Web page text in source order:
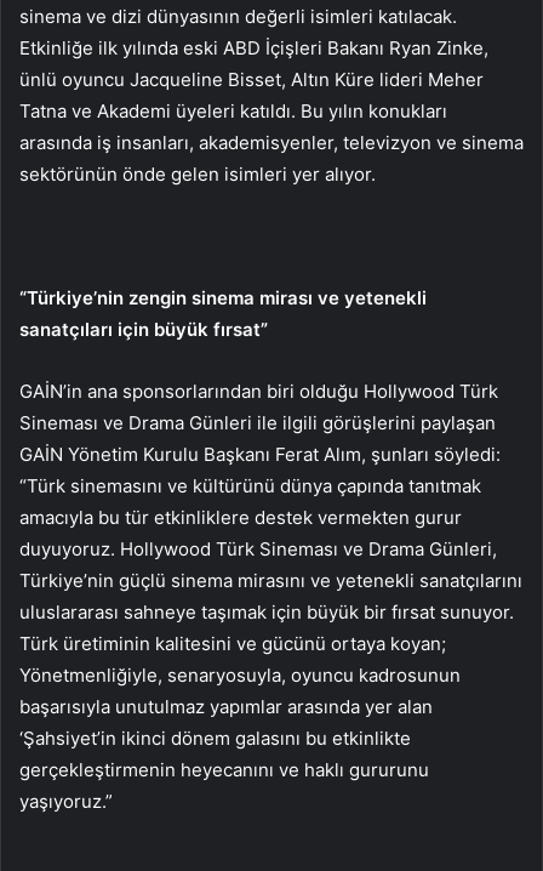
sinema ve dizi dünyasının değerli isimleri katılacak.
Etkinliğe ilk yılında eski ABD İçişleri Bakanı Ryan Zinke,
ünlü oyuncu Jacqueline Bisset, Altın Küre lideri Meher
Tatna ve Akademi üyeleri katıldı. Bu yılın konukları
arasında iş insanları, akademisyenler, televizyon ve sinema
sektörünün önde gelen isimleri yer alıyor.
“Türkiye’nin zengin sinema mirası ve yetenekli
sanatçıları için büyük fırsat”
GAİN’in ana sponsorlarından biri olduğu Hollywood Türk
Sineması ve Drama Günleri ile ilgili görüşlerini paylaşan
GAİN Yönetim Kurulu Başkanı Ferat Alım, şunları söyledi:
“Türk sinemasını ve kültürünü dünya çapında tanıtmak
amacıyla bu tür etkinliklere destek vermekten gurur
duyuyoruz. Hollywood Türk Sineması ve Drama Günleri,
Türkiye’nin güçlü sinema mirasını ve yetenekli sanatçılarını
uluslararası sahneye taşımak için büyük bir fırsat sunuyor.
Türk üretiminin kalitesini ve gücünü ortaya koyan;
Yönetmenliğiyle, senaryosuyla, oyuncu kadrosunun
başarısıyla unutulmaz yapımlar arasında yer alan
‘Şahsiyet’in ikinci dönem galasını bu etkinlikte
gerçekleştirmenin heyecanını ve haklı gururunu
yaşıyoruz.”